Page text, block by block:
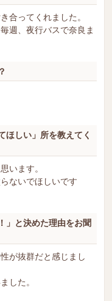
合ってくれました。
週、夜行バスで奈良ま
ほしい」所を教えてく
います。
ないでほしいです
」と決めた理由をお聞
が抜群だと感じまし
した。